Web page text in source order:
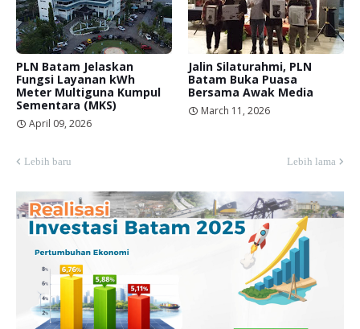
PLN Batam Jelaskan
Fungsi Layanan kWh
Meter Multiguna Kumpul
Sementara (MKS)
April 09, 2026
Jalin Silaturahmi, PLN
Batam Buka Puasa
Bersama Awak Media
March 11, 2026
Lebih baru Lebih lama